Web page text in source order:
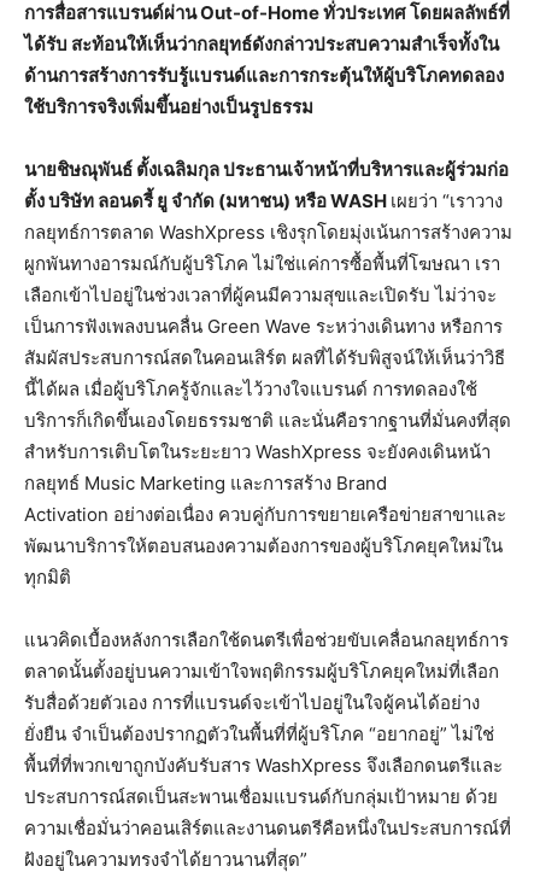
การสื่อสารแบรนด์ผ่าน Out-of-Home ทั่วประเทศ โดยผลลัพธ์ที่
ได้รับ สะท้อนให้เห็นว่ากลยุทธ์ดังกล่าวประสบความสำเร็จทั้งใน
ด้านการสร้างการรับรู้แบรนด์และการกระตุ้นให้ผู้บริโภคทดลอง
ใช้บริการจริงเพิ่มขึ้นอย่างเป็นรูปธรรม
นายชิษณุพันธ์ ตั้งเฉลิมกุล ประธานเจ้าหน้าที่บริหารและผู้ร่วมก่อ
ตั้ง บริษัท ลอนดรี้ ยู จำกัด (มหาชน) หรือWASH เผยว่า “เราวาง
กลยุทธ์การตลาด WashXpress เชิงรุกโดยมุ่งเน้นการสร้างความ
ผูกพันทางอารมณ์กับผู้บริโภค ไม่ใช่แค่การซื้อพื้นที่โฆษณา เรา
เลือกเข้าไปอยู่ในช่วงเวลาที่ผู้คนมีความสุขและเปิดรับ ไม่ว่าจะ
เป็นการฟังเพลงบนคลื่น Green Wave ระหว่างเดินทาง หรือการ
สัมผัสประสบการณ์สดในคอนเสิร์ต ผลที่ได้รับพิสูจน์ให้เห็นว่าวิธี
นี้ได้ผล เมื่อผู้บริโภครู้จักและไว้วางใจแบรนด์ การทดลองใช้
บริการก็เกิดขึ้นเองโดยธรรมชาติ และนั่นคือรากฐานที่มั่นคงที่สุด
สำหรับการเติบโตในระยะยาว WashXpress จะยังคงเดินหน้า
กลยุทธ์ Music Marketing และการสร้าง Brand
Activation อย่างต่อเนื่อง ควบคู่กับการขยายเครือข่ายสาขาและ
พัฒนาบริการให้ตอบสนองความต้องการของผู้บริโภคยุคใหม่ใน
ทุกมิติ
แนวคิดเบื้องหลังการเลือกใช้ดนตรีเพื่อช่วยขับเคลื่อนกลยุทธ์การ
ตลาดนั้นตั้งอยู่บนความเข้าใจพฤติกรรมผู้บริโภคยุคใหม่ที่เลือก
รับสื่อด้วยตัวเอง การที่แบรนด์จะเข้าไปอยู่ในใจผู้คนได้อย่าง
ยั่งยืน จำเป็นต้องปรากฏตัวในพื้นที่ที่ผู้บริโภค “อยากอยู่” ไม่ใช่
พื้นที่ที่พวกเขาถูกบังคับรับสาร WashXpress จึงเลือกดนตรีและ
ประสบการณ์สดเป็นสะพานเชื่อมแบรนด์กับกลุ่มเป้าหมาย ด้วย
ความเชื่อมั่นว่าคอนเสิร์ตและงานดนตรีคือหนึ่งในประสบการณ์ที่
ฝังอยู่ในความทรงจำได้ยาวนานที่สุด”